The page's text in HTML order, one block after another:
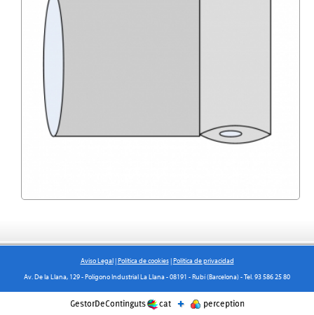
Aviso Legal|Política de cookies|Política de privacidad
Av. De la Llana, 129 - Polígono Industrial La Llana - 08191 - Rubí (Barcelona) - Tel. 93 586 25 80